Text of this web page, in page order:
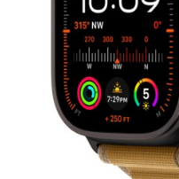
Доставка
Самовывоз
Trade-In